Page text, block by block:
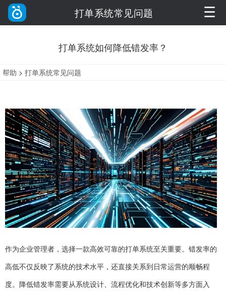
打单系统常见问题 ☰
打单系统如何降低错发率？
帮助 > 打单系统常见问题
作为企业管理者，选择一款高效可靠的打单系统至关重要。错发率的
高低不仅反映了系统的技术水平，还直接关系到日常运营的顺畅程
度。降低错发率需要从系统设计、流程优化和技术创新等多方面入